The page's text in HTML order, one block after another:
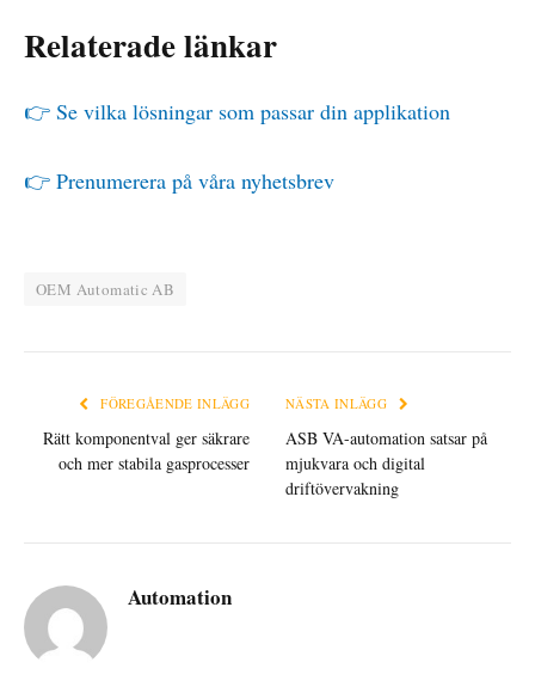
Relaterade länkar
👉 Se vilka lösningar som passar din applikation
👉 Prenumerera på våra nyhetsbrev
OEM Automatic AB
FÖREGÅENDE INLÄGG
Rätt komponentval ger säkrare
och mer stabila gasprocesser
NÄSTA INLÄGG
ASB VA-automation satsar på
mjukvara och digital
driftövervakning
Automation